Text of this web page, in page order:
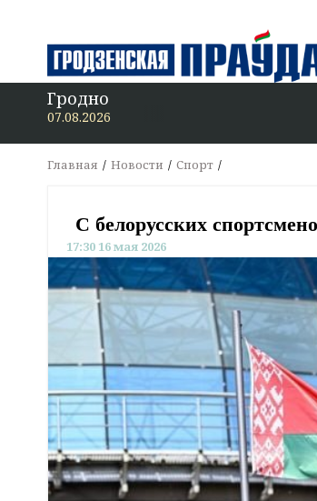
Гродно
07.08.2026
Главная Новости Спорт
С белорусских
17:30 16 мая 2026